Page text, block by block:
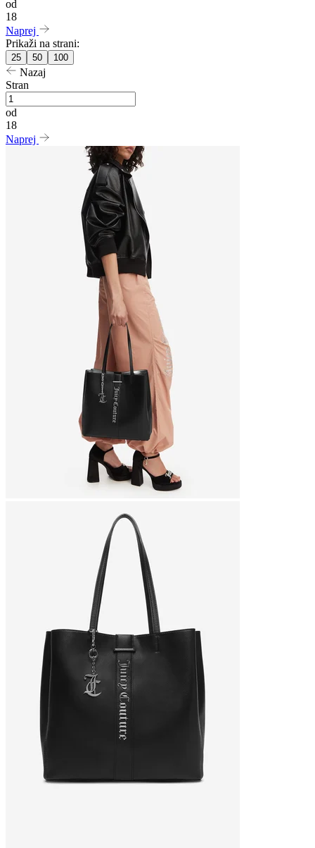
od
18
Naprej
Prikaži na strani:
25 50 100
Nazaj
Stran
od
18
Naprej